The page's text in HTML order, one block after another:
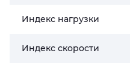
Индекс нагрузки
Индекс скорости